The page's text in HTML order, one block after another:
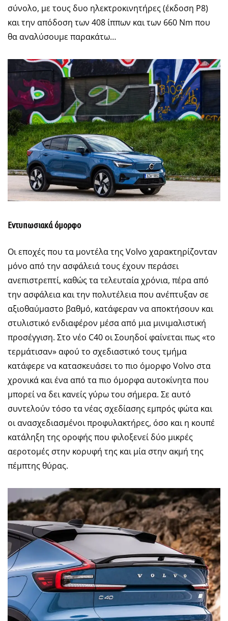
σύνολο, με τους δυο ηλεκτροκινητήρες (έκδοση P8)
και την απόδοση των 408 ίππων και των 660 Nm που
θα αναλύσουμε παρακάτω…
Εντυπωσιακά όμορφο
Οι εποχές που τα μοντέλα της Volvo χαρακτηρίζονταν
μόνο από την ασφάλειά τους έχουν περάσει
ανεπιστρεπτί, καθώς τα τελευταία χρόνια, πέρα από
την ασφάλεια και την πολυτέλεια που ανέπτυξαν σε
αξιοθαύμαστο βαθμό, κατάφεραν να αποκτήσουν και
στυλιστικό ενδιαφέρον μέσα από μια μινιμαλιστική
προσέγγιση. Στο νέο C40 οι Σουηδοί φαίνεται πως «το
τερμάτισαν» αφού το σχεδιαστικό τους τμήμα
κατάφερε να κατασκευάσει το πιο όμορφο Volvo στα
χρονικά και ένα από τα πιο όμορφα αυτοκίνητα που
μπορεί να δει κανείς γύρω του σήμερα. Σε αυτό
συντελούν τόσο τα νέας σχεδίασης εμπρός φώτα και
οι ανασχεδιασμένοι προφυλακτήρες, όσο και η κουπέ
κατάληξη της οροφής που φιλοξενεί δύο μικρές
αεροτομές στην κορυφή της και μία στην ακμή της
πέμπτης θύρας.